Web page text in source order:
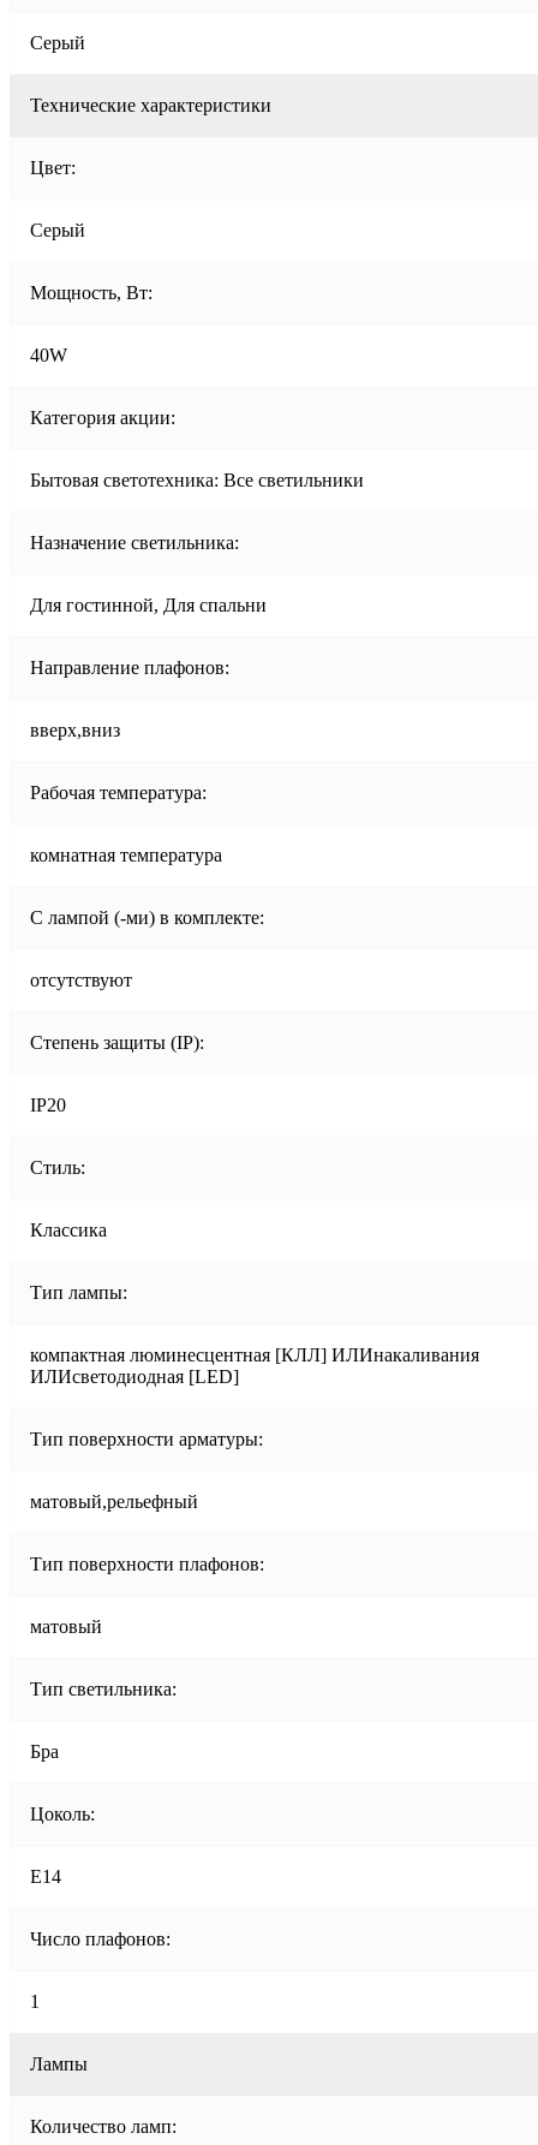
Серый
Технические характеристики
Цвет:
Серый
Мощность, Вт:
40W
Категория акции:
Бытовая светотехника: Все светильники
Назначение светильника:
Для гостинной, Для спальни
Направление плафонов:
вверх,вниз
Рабочая температура:
комнатная температура
С лампой (-ми) в комплекте:
отсутствуют
Степень защиты (IP):
IP20
Стиль:
Классика
Тип лампы:
компактная люминесцентная [КЛЛ] ИЛИнакаливания
ИЛИсветодиодная [LED]
Тип поверхности арматуры:
матовый,рельефный
Тип поверхности плафонов:
матовый
Тип светильника:
Бра
Цоколь:
E14
Число плафонов:
1
Лампы
Количество ламп: